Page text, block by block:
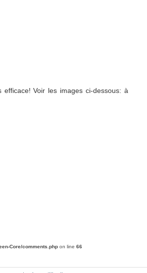
Voir les images ci-dessous: à
Core/comments.php on line66